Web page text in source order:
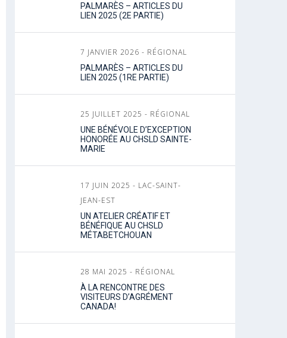
PALMARÈS – ARTICLES DU
LIEN 2025 (2E PARTIE)
7 JANVIER 2026 - RÉGIONAL
PALMARÈS – ARTICLES DU
LIEN 2025 (1RE PARTIE)
25 JUILLET 2025 - RÉGIONAL
UNE BÉNÉVOLE D’EXCEPTION
HONORÉE AU CHSLD SAINTE-
MARIE
17 JUIN 2025 - LAC-SAINT-
JEAN-EST
UN ATELIER CRÉATIF ET
BÉNÉFIQUE AU CHSLD
MÉTABETCHOUAN
28 MAI 2025 - RÉGIONAL
À LA RENCONTRE DES
VISITEURS D’AGRÉMENT
CANADA!